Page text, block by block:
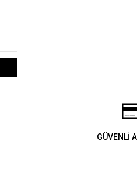
GÜVENLİ